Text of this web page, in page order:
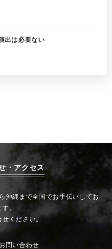
出は必要ない
・アクセス
沖縄まで全国でお手伝いしてお
。
ください。
問い合わせ